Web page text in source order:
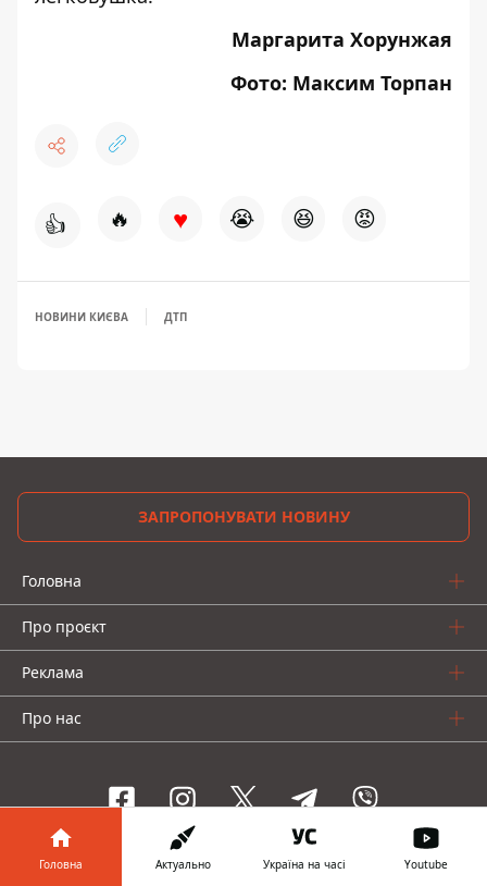
Маргарита Хорунжая
Фото: Максим Торпан
👍 🔥 ♥ 😭 😆 😡
НОВИНИ КИЄВА ДТП
ЗАПРОПОНУВАТИ НОВИНУ
Головна
Про проєкт
Реклама
Про нас
Інформатор проекти
Головна Актуально Україна на часі Youtube